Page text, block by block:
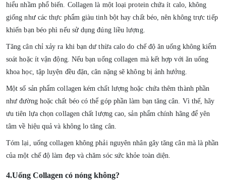
hiểu nhầm phổ biến. Collagen là một loại protein chứa ít calo, không
giống như các thực phẩm giàu tinh bột hay chất béo, nên không trực tiếp
khiến bạn béo phì nếu sử dụng đúng liều lượng.
Tăng cân chỉ xảy ra khi bạn dư thừa calo do chế độ ăn uống không kiểm
soát hoặc ít vận động. Nếu bạn uống collagen mà kết hợp với ăn uống
khoa học, tập luyện đều đặn, cân nặng sẽ không bị ảnh hưởng.
Một số sản phẩm collagen kém chất lượng hoặc chứa thêm thành phần
như đường hoặc chất béo có thể góp phần làm bạn tăng cân. Vì thế, hãy
ưu tiên lựa chọncollagen chất lượng cao, sản phẩm chính hãngđể yên
tâm về hiệu quả và không lo tăng cân.
Tóm lại, uống collagen không phải nguyên nhân gây tăng cân mà là phần
của một chế độ làm đẹp và chăm sóc sức khỏe toàn diện.
4.Uống Collagen có nóng không?